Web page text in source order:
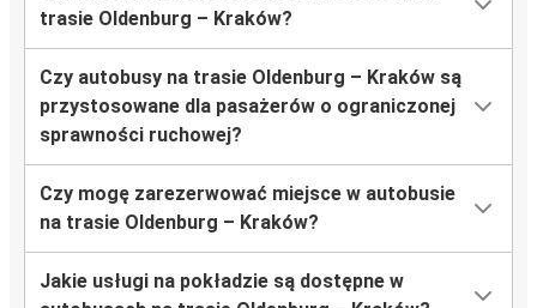
trasie Oldenburg – Kraków?
Czy autobusy na trasie Oldenburg – Kraków są
przystosowane dla pasażerów o ograniczonej
sprawności ruchowej?
Czy mogę zarezerwować miejsce w autobusie
na trasie Oldenburg – Kraków?
Jakie usługi na pokładzie są dostępne w